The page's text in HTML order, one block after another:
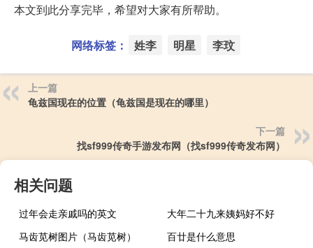
本文到此分享完毕，希望对大家有所帮助。
网络标签： 姓李 明星 李玟
上一篇
龟兹国现在的位置（龟兹国是现在的哪里）
下一篇
找sf999传奇手游发布网（找sf999传奇发布网）
相关问题
过年会走亲戚吗的英文
大年二十九来姨妈好不好
马齿苋树图片（马齿苋树）
百廿是什么意思